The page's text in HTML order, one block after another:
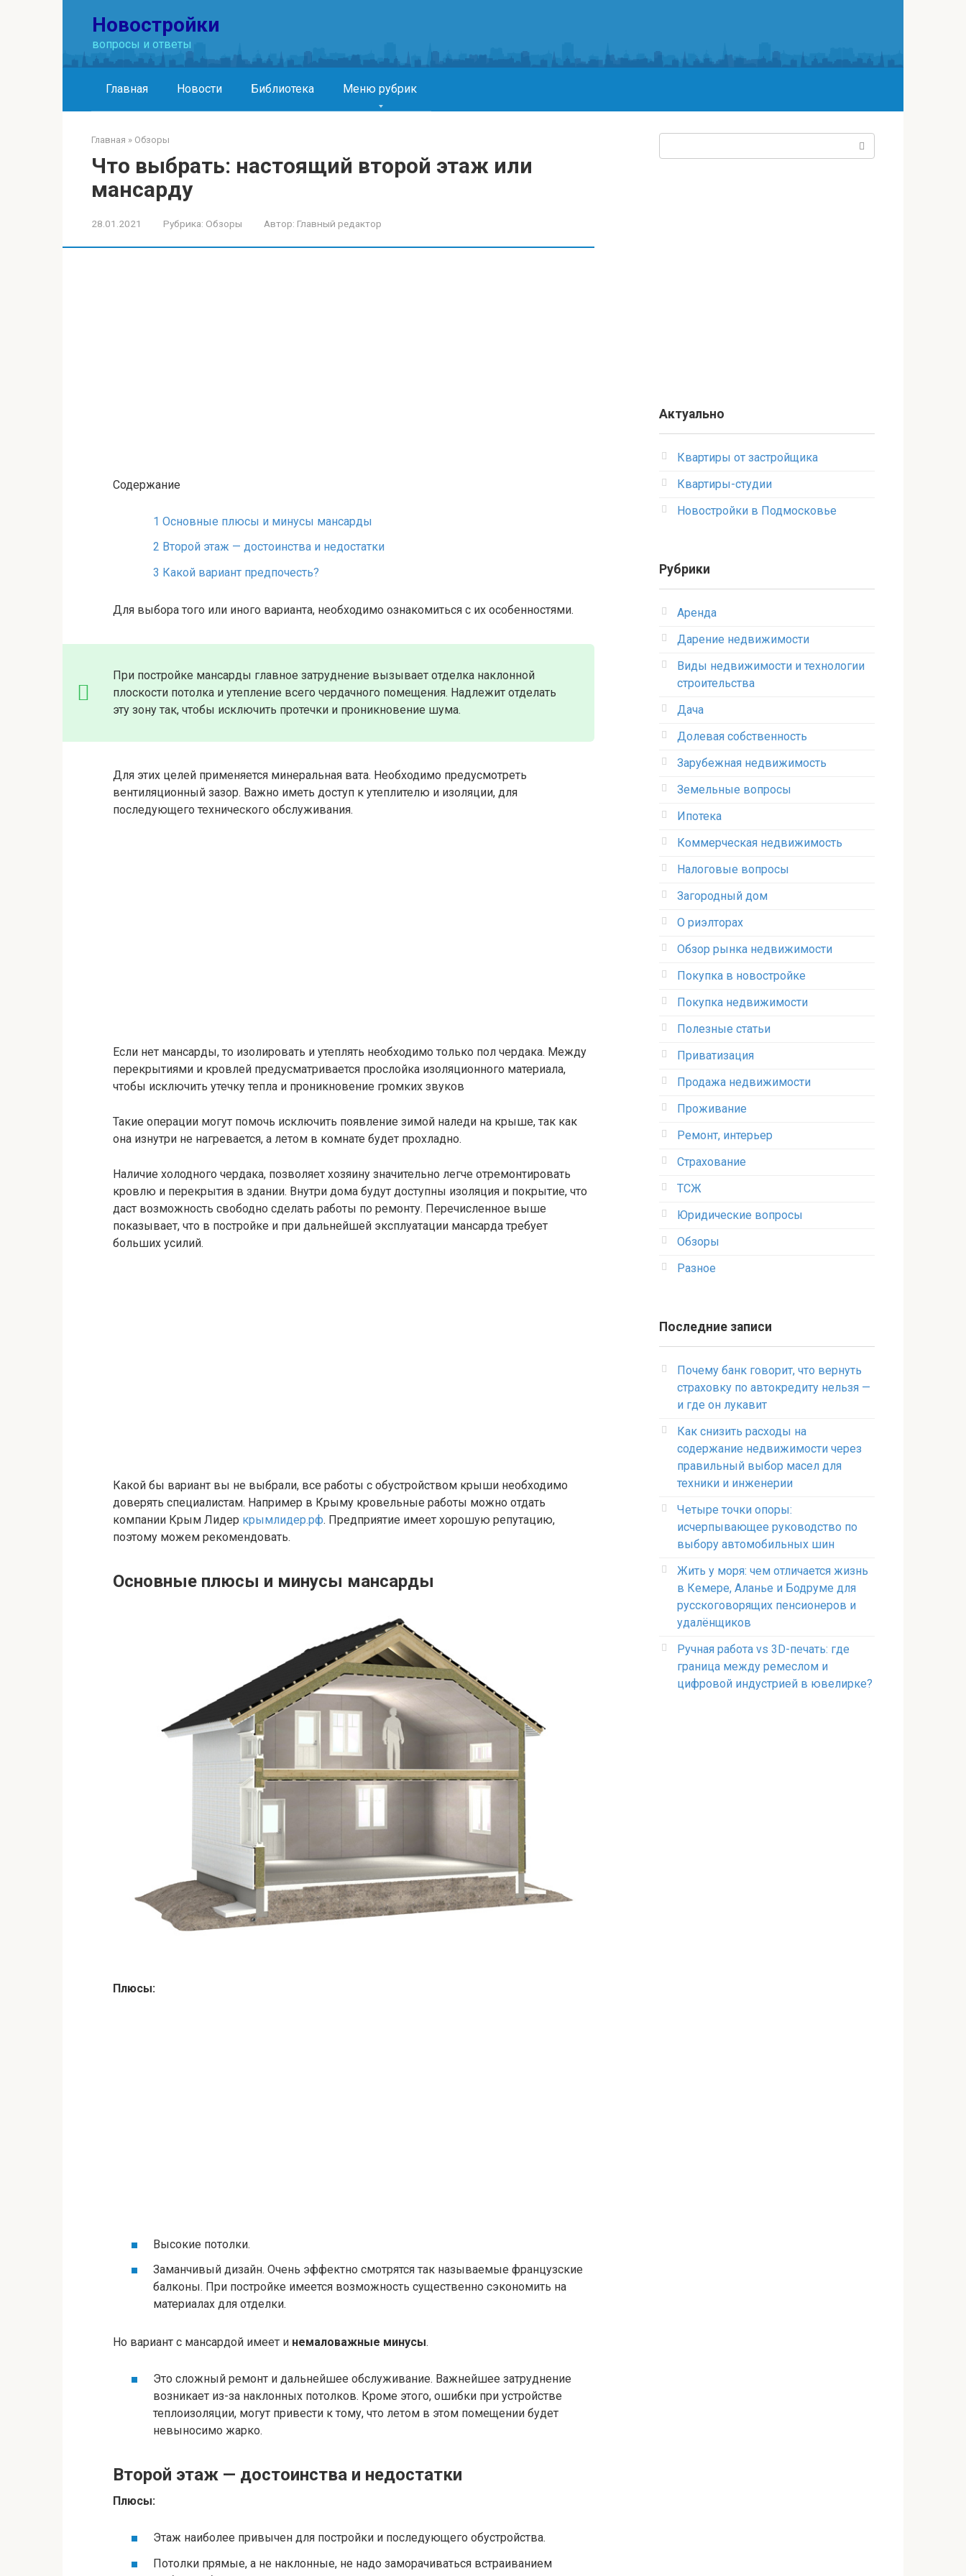
Новостройки
вопросы и ответы
Главная Новости Библиотека Меню рубрик
Главная » Обзоры
Что выбрать: настоящий второй этаж или
мансарду
28.01.2021 Рубрика: Обзоры Автор: Главный редактор
Содержание
1 Основные плюсы и минусы мансарды
2 Второй этаж — достоинства и недостатки
3 Какой вариант предпочесть?
Для выбора того или иного варианта, необходимо ознакомиться с их особенностями.
При постройке мансарды главное затруднение вызывает отделка наклонной
плоскости потолка и утепление всего чердачного помещения. Надлежит отделать
эту зону так, чтобы исключить протечки и проникновение шума.
Для этих целей применяется минеральная вата. Необходимо предусмотреть
вентиляционный зазор. Важно иметь доступ к утеплителю и изоляции, для
последующего технического обслуживания.
Если нет мансарды, то изолировать и утеплять необходимо только пол чердака. Между
перекрытиями и кровлей предусматривается прослойка изоляционного материала,
чтобы исключить утечку тепла и проникновение громких звуков
Такие операции могут помочь исключить появление зимой наледи на крыше, так как
она изнутри не нагревается, а летом в комнате будет прохладно.
Наличие холодного чердака, позволяет хозяину значительно легче отремонтировать
кровлю и перекрытия в здании. Внутри дома будут доступны изоляция и покрытие, что
даст возможность свободно сделать работы по ремонту. Перечисленное выше
показывает, что в постройке и при дальнейшей эксплуатации мансарда требует
больших усилий.
Какой бы вариант вы не выбрали, все работы с обустройством крыши необходимо
доверять специалистам. Например в Крыму кровельные работы можно отдать
компании Крым Лидер крымлидер.рф. Предприятие имеет хорошую репутацию,
поэтому можем рекомендовать.
Основные плюсы и минусы мансарды
Плюсы:
Высокие потолки.
Заманчивый дизайн. Очень эффектно смотрятся так называемые французские
балконы. При постройке имеется возможность существенно сэкономить на
материалах для отделки.
Но вариант с мансардой имеет и немаловажные минусы.
Это сложный ремонт и дальнейшее обслуживание. Важнейшее затруднение
возникает из-за наклонных потолков. Кроме этого, ошибки при устройстве
теплоизоляции, могут привести к тому, что летом в этом помещении будет
невыносимо жарко.
Второй этаж — достоинства и недостатки
Плюсы:
Этаж наиболее привычен для постройки и последующего обустройства.
Потолки прямые, а не наклонные, не надо заморачиваться встраиванием
Актуально
Квартиры от застройщика
Квартиры-студии
Новостройки в Подмосковье
Рубрики
Аренда
Дарение недвижимости
Виды недвижимости и технологии
строительства
Дача
Долевая собственность
Зарубежная недвижимость
Земельные вопросы
Ипотека
Коммерческая недвижимость
Налоговые вопросы
Загородный дом
О риэлторах
Обзор рынка недвижимости
Покупка в новостройке
Покупка недвижимости
Полезные статьи
Приватизация
Продажа недвижимости
Проживание
Ремонт, интерьер
Страхование
ТСЖ
Юридические вопросы
Обзоры
Разное
Последние записи
Почему банк говорит, что вернуть
страховку по автокредиту нельзя —
и где он лукавит
Как снизить расходы на
содержание недвижимости через
правильный выбор масел для
техники и инженерии
Четыре точки опоры:
исчерпывающее руководство по
выбору автомобильных шин
Жить у моря: чем отличается жизнь
в Кемере, Аланье и Бодруме для
русскоговорящих пенсионеров и
удалёнщиков
Ручная работа vs 3D-печать: где
граница между ремеслом и
цифровой индустрией в ювелирке?